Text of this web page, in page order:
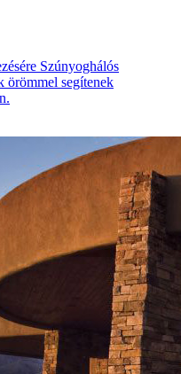
Szúnyoghálós
örömmel segítenek